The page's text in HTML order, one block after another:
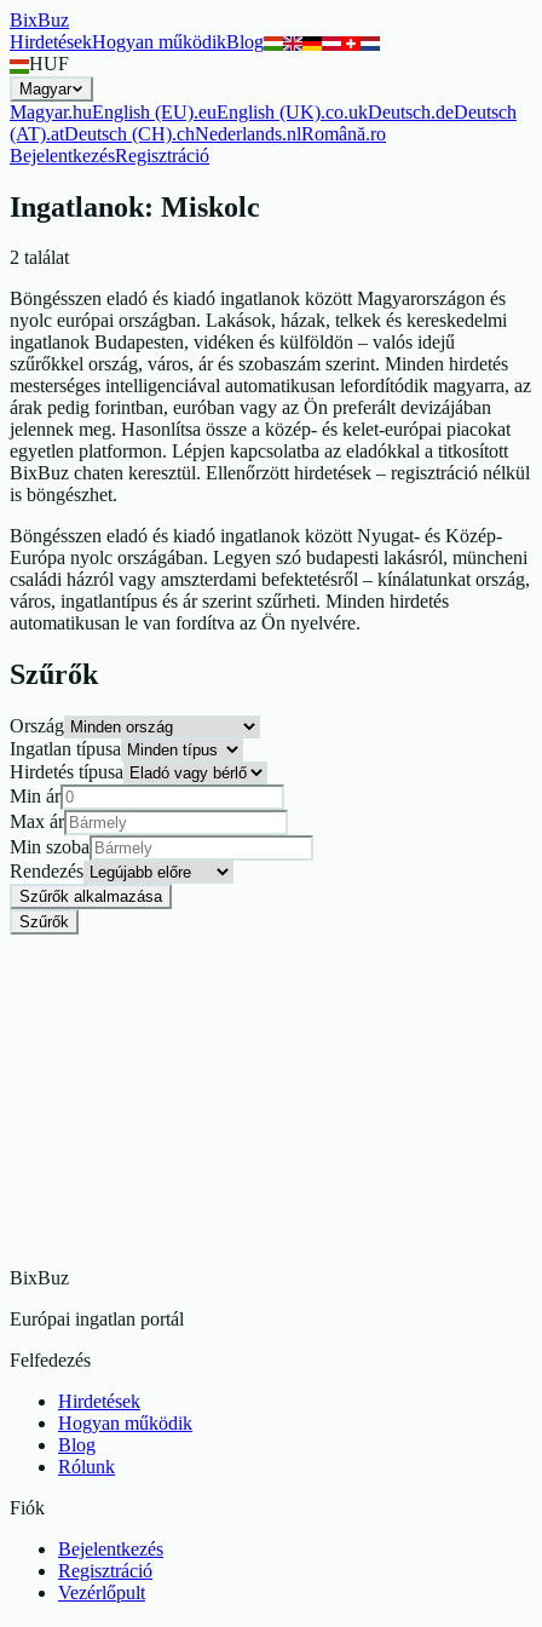
BixBuz
HirdetésekHogyan működikBlog
HUF
Magyar
Magyar.huEnglish (EU).euEnglish (UK).co.ukDeutsch.deDeutsch
(AT).atDeutsch (CH).chNederlands.nlRomână.ro
BejelentkezésRegisztráció
Ingatlanok: Miskolc
2 találat
Böngésszen eladó és kiadó ingatlanok között Magyarországon és
nyolc európai országban. Lakások, házak, telkek és kereskedelmi
ingatlanok Budapesten, vidéken és külföldön – valós idejű
szűrőkkel ország, város, ár és szobaszám szerint. Minden hirdetés
mesterséges intelligenciával automatikusan lefordítódik magyarra, az
árak pedig forintban, euróban vagy az Ön preferált devizájában
jelennek meg. Hasonlítsa össze a közép- és kelet-európai piacokat
egyetlen platformon. Lépjen kapcsolatba az eladókkal a titkosított
BixBuz chaten keresztül. Ellenőrzött hirdetések – regisztráció nélkül
is böngészhet.
Böngésszen eladó és kiadó ingatlanok között Nyugat- és Közép-
Európa nyolc országában. Legyen szó budapesti lakásról, müncheni
családi házról vagy amszterdami befektetésről – kínálatunkat ország,
város, ingatlantípus és ár szerint szűrheti. Minden hirdetés
automatikusan le van fordítva az Ön nyelvére.
Szűrők
Ország
Ingatlan típusa
Hirdetés típusa
Min ár
Max ár
Min szoba
Rendezés
Szűrők alkalmazása
Szűrők
BixBuz
Európai ingatlan portál
Felfedezés
Hirdetések
Hogyan működik
Blog
Rólunk
Fiók
Bejelentkezés
Regisztráció
Vezérlőpult